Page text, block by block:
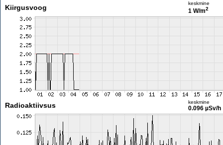
Kiirgusvoog
keskmine
1 W/m2
Radioaktiivsus keskmine
0.096 µSv/h